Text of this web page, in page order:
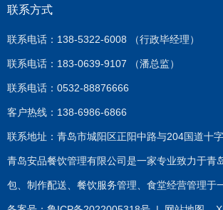
联系方式
联系电话：138-5322-6008 （行政毕经理）
联系电话：183-0639-9107 （潘总监）
联系电话：0532-88876666
客户热线：138-6986-6866
联系地址：青岛市城阳区正阳中路与204国道十
青岛安品餐饮管理有限公司是一家专业致力于青
包、制作配送、餐饮服务管理、食堂经营管理于